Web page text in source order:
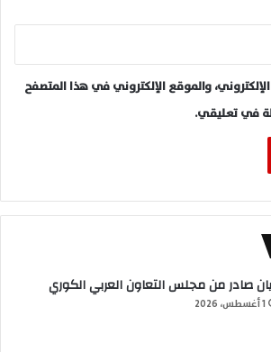
والموقع الإلكتروني في هذا المتصفح
في تعليقي.
صادر من مجلس التعاون العربي الكوري
1 أغسطس، 2026